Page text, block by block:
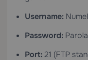
Username:
Password:
Port:21 (FTP